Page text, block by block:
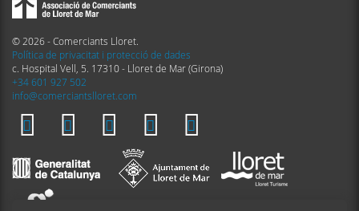
© 2026 - Comerciants Lloret.
Política de privacitat i protecció de dades
c. Hospital Vell, 5. 17310 - Lloret de Mar (Girona)
+34 601 927 502
info@comerciantslloret.com